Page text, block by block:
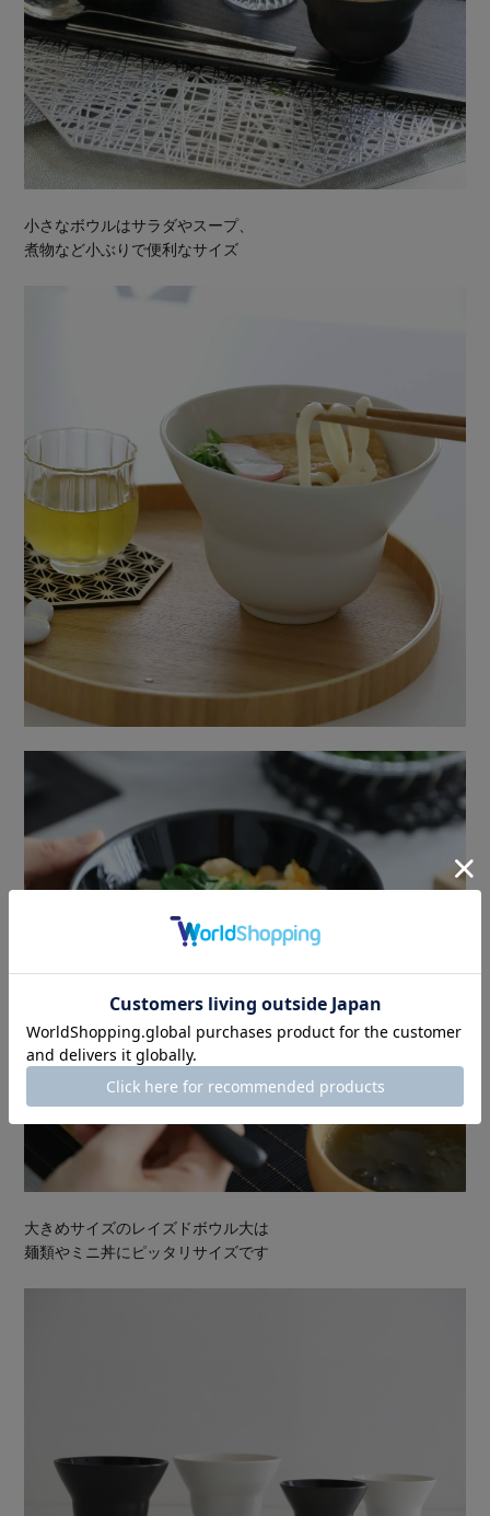
小さなボウルはサラダやスープ、
煮物など小ぶりで便利なサイズ
大きめサイズのレイズドボウル大は
麺類やミニ丼にピッタリサイズです